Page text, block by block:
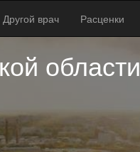
Другой врач Расценки
области